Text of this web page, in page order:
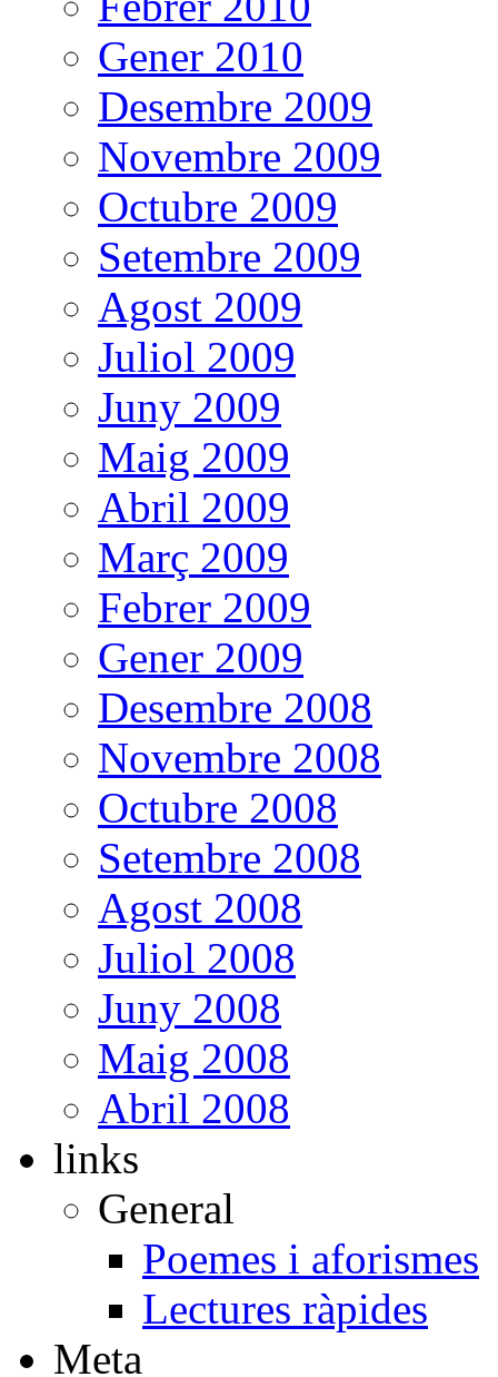
Gener 2010
Desembre 2009
Novembre 2009
Octubre 2009
Setembre 2009
Agost 2009
Juliol 2009
Juny 2009
Maig 2009
Abril 2009
Març 2009
Febrer 2009
Gener 2009
Desembre 2008
Novembre 2008
Octubre 2008
Setembre 2008
Agost 2008
Juliol 2008
Juny 2008
Maig 2008
Abril 2008
links
General
Poemes i aforismes
Lectures ràpides
Meta